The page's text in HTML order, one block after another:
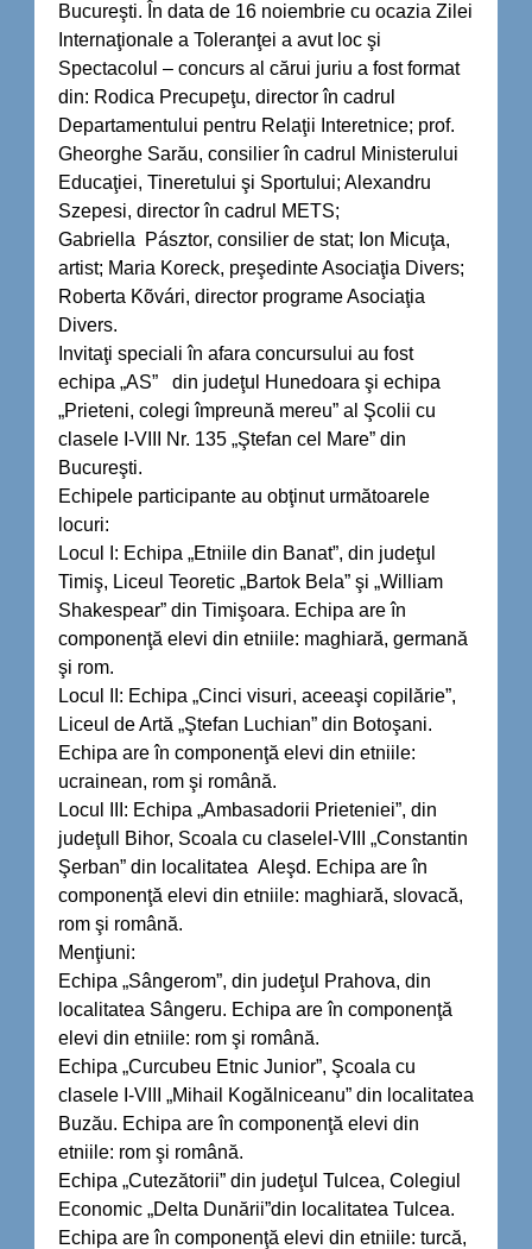
Bucureşti. În data de 16 noiembrie cu ocazia Zilei
Internaţionale a Toleranţei a avut loc şi
Spectacolul – concurs al cărui juriu a fost format
din: Rodica Precupeţu, director în cadrul
Departamentului pentru Relaţii Interetnice; prof.
Gheorghe Sarău, consilier în cadrul Ministerului
Educaţiei, Tineretului şi Sportului; Alexandru
Szepesi, director în cadrul METS;
Gabriella Pásztor, consilier de stat; Ion Micuţa,
artist; Maria Koreck, preşedinte Asociaţia Divers;
Roberta Kõvári, director programe Asociaţia
Divers.
Invitaţi speciali în afara concursului au fost
echipa „AS” din judeţul Hunedoara şi echipa
„Prieteni, colegi împreună mereu” al Şcolii cu
clasele I-VIII Nr. 135 „Ştefan cel Mare” din
Bucureşti.
Echipele participante au obţinut următoarele
locuri:
Locul I: Echipa „Etniile din Banat”, din judeţul
Timiş, Liceul Teoretic „Bartok Bela” şi „William
Shakespear” din Timişoara. Echipa are în
componenţă elevi din etniile: maghiară, germană
şi rom.
Locul II: Echipa „Cinci visuri, aceeaşi copilărie”,
Liceul de Artă „Ştefan Luchian” din Botoşani.
Echipa are în componenţă elevi din etniile:
ucrainean, rom şi română.
Locul III: Echipa „Ambasadorii Prieteniei”, din
judeţull Bihor, Scoala cu claseleI-VIII „Constantin
Şerban” din localitatea Aleşd. Echipa are în
componenţă elevi din etniile: maghiară, slovacă,
rom şi română.
Menţiuni:
Echipa „Sângerom”, din judeţul Prahova, din
localitatea Sângeru. Echipa are în componenţă
elevi din etniile: rom şi română.
Echipa „Curcubeu Etnic Junior”, Şcoala cu
clasele I-VIII „Mihail Kogălniceanu” din localitatea
Buzău. Echipa are în componenţă elevi din
etniile: rom şi română.
Echipa „Cutezătorii” din judeţul Tulcea, Colegiul
Economic „Delta Dunării”din localitatea Tulcea.
Echipa are în componenţă elevi din etniile: turcă,